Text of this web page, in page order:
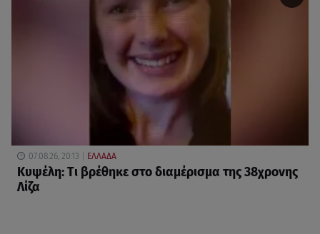
07.08.26, 20:13 ΕΛΛΑΔΑ
Κυψέλη: Tι βρέθηκε στο διαμέρισμα της 38χρονης
Λίζα